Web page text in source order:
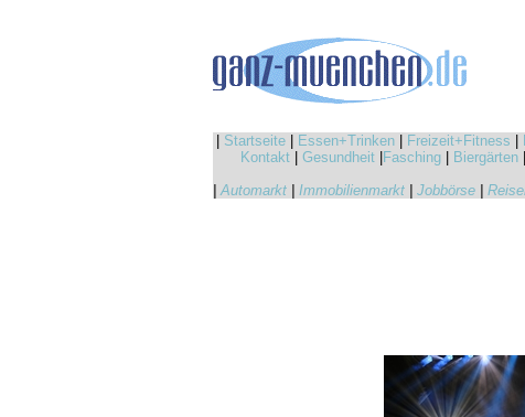
Startseite Essen+Trinken Freizeit+Fitness
Kontakt
Gesundheit Fasching Biergärten
|Automarkt Immobilienmarkt Jobbörse